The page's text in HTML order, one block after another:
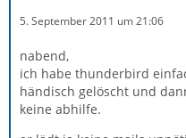
5. September 2011 um 21:06
nabend,
ich habe thunderbird
händisch gelöscht und
keine abhilfe.